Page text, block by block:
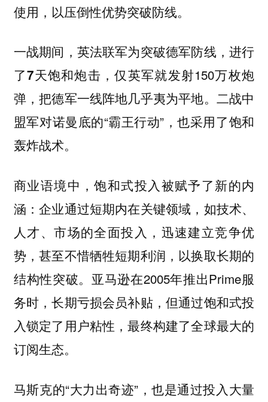
使用，以压倒性优势突破防线。
一战期间，英法联军为突破德军防线，进行
了7天饱和炮击，仅英军就发射150万枚炮
弹，把德军一线阵地几乎夷为平地。二战中
盟军对诺曼底的“霸王行动”，也采用了饱和
轰炸战术。
商业语境中，饱和式投入被赋予了新的内
涵：企业通过短期内在关键领域，如技术、
人才、市场的全面投入，迅速建立竞争优
势，甚至不惜牺牲短期利润，以换取长期的
结构性突破。亚马逊在2005年推出Prime服
务时，长期亏损会员补贴，但通过饱和式投
入锁定了用户粘性，最终构建了全球最大的
订阅生态。
马斯克的“大力出奇迹”，也是通过投入大量